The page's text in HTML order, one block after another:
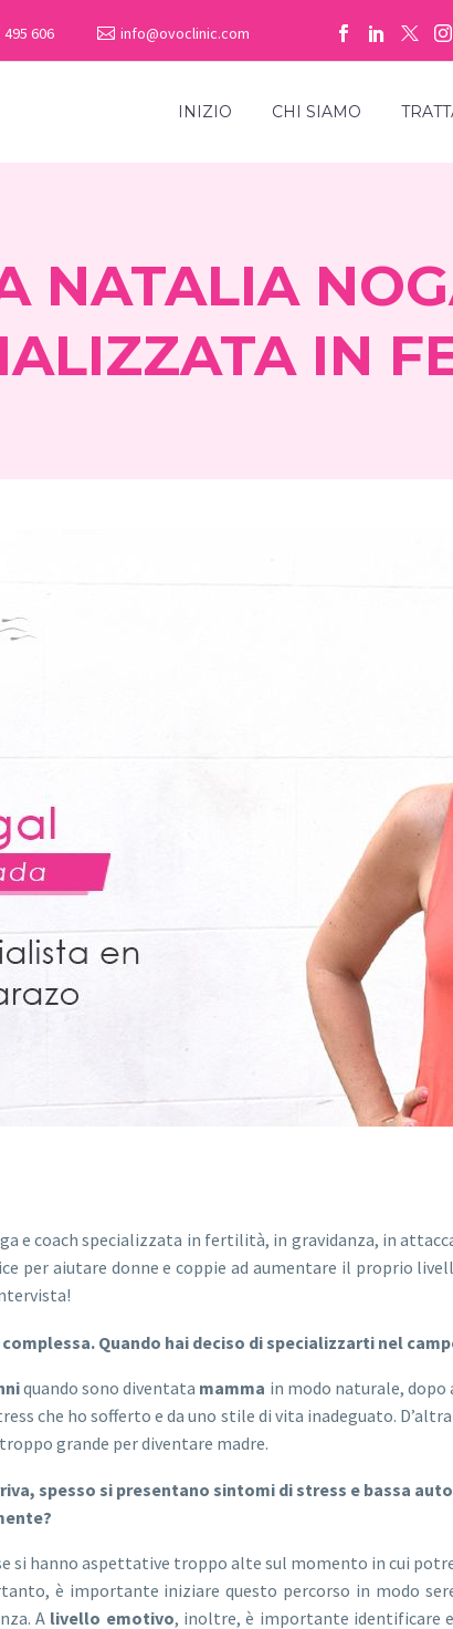
495 606 info@ovoclinic.com
INIZIO CHI SIAMO
NATALIA
IN
e coach specializzata in fertilità, in gravidanza, in
per aiutare donne e coppie ad aumentare il proprio
Quando hai deciso di specializzarti nel
quando sono diventata mamma in modo naturale,
che ho sofferto e da uno stile di vita inadeguato.
grande per diventare madre.
spesso si presentano sintomi di stress e bassa
si hanno aspettative troppo alte sul momento in cui
è importante iniziare questo percorso in modo
A livello emotivo, inoltre, è importante identificare